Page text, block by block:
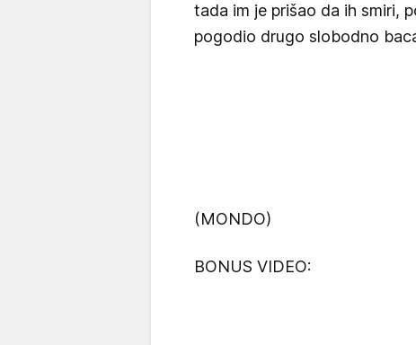
tada im je prišao da ih smiri,
pogodio drugo slobodno
(MONDO)
BONUS VIDEO: